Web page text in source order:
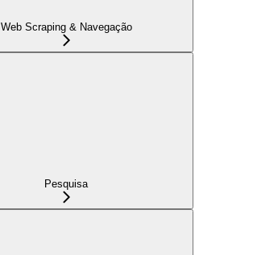
Web Scraping & Navegação
Pesquisa